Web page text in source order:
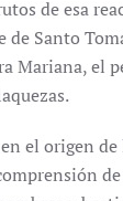
de esa
Santo
Mariana, el
el origen